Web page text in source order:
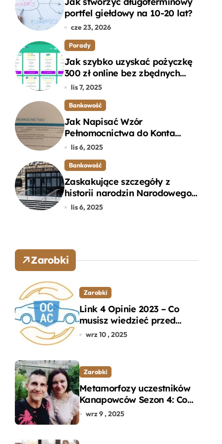
portfel giełdowy na 10-20 lat?
cze 23, 2026
Porady
Jak szybko uzyskać pożyczkę
300 zł online bez zbędnych
formalności?
lis 7, 2025
Bankowość
Jak Napisać Wzór
Pełnomocnictwa do Konta
Bankowego – Praktyczny
lis 6, 2025
Bankowość
Zaskakujące szczegóły z
historii narodzin Narodowego
Banku Polskiego, o których
lis 6, 2025
Zarobki
Zarobki
Link 4 Opinie 2023 – Co
musisz wiedzieć przed
wyborem ubezpieczenia
wrz 10 , 2025
Zarobki
Metamorfozy uczestników
Kanapowców Sezon 4: Co
naprawdę zaskoczyło
wrz 9 , 2025